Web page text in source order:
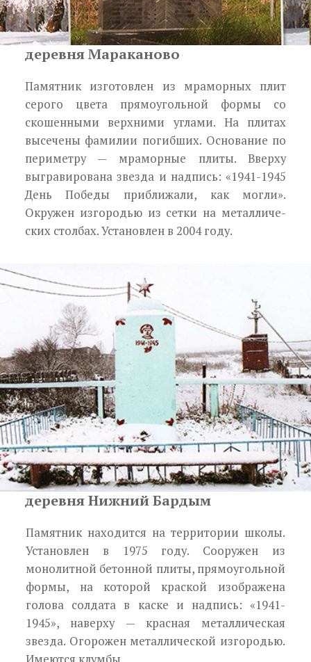
деревня Мараканово
Памятник изготовлен из мраморных плит
серо­го цвета прямоугольной формы со
скошенными верхними углами. На плитах
высечены фамилии погибших. Основание по
периметру — мраморные плиты. Вверху
выгравирована звезда и надпись: «1941-1945
День Победы приближали, как мог­ли».
Окружен изгородью из сетки на металличе­
ских столбах. Установлен в 2004 году.
деревня Нижний Бардым
Памятник находится на территории школы.
Установлен в 1975 году. Соо­ружен из
монолитной бетонной плиты, прямоу­гольной
формы, на которой краской изображена
голова солдата в каске и надпись: «1941-
1945», наверху — красная металлическая
звезда. Огоро­жен металлической изгородью.